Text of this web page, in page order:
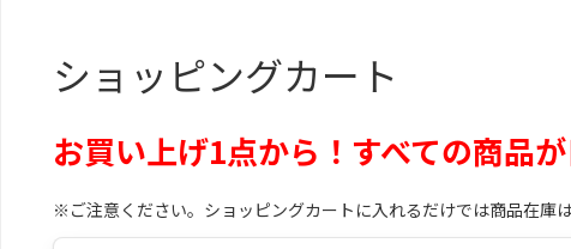
ショッピングカート
お買い上げ1点から！すべての商品
※ご注意ください。ショッピングカートに入れるだけでは商品在庫